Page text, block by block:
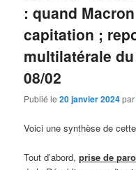
: quand
capitation ;
multilatérale
08/02
Publié le20 janvier 2024
Voici une synthèse de
Tout d’abord,prise de